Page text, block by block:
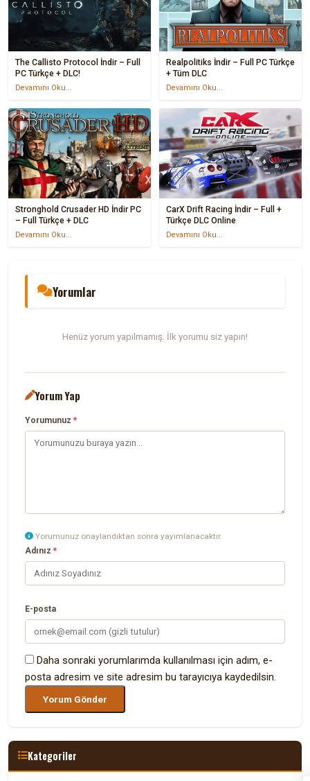
The Callisto Protocol İndir – Full
PC Türkçe + DLC!
Devamını Oku...
Realpolitiks İndir – Full PC Türkçe
+ Tüm DLC
Devamını Oku...
Stronghold Crusader HD İndir PC
– Full Türkçe + DLC
Devamını Oku...
CarX Drift Racing İndir – Full +
Türkçe DLC Online
Devamını Oku...
Yorumlar
Henüz yorum yapılmamış. İlk yorumu siz yapın!
Yorum Yap
Yorumunuz*
Yorumunuz onaylandıktan sonra yayımlanacaktır.
Adınız*
E-posta
Daha sonraki yorumlarımda kullanılması için adım, e-
posta adresim ve site adresim bu tarayıcıya kaydedilsin.
Kategoriler